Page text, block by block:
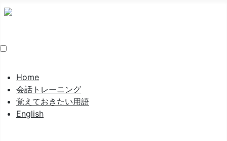
Home
会話トレーニング
覚えておきたい用語
English